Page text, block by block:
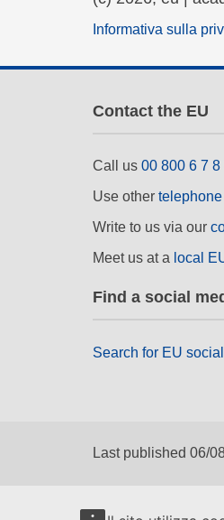
Informativa sulla
Contact the EU
Call us 00 800 6 7 8
Use other
Write to us via our
Meet us at a local
Find a social
Search for EU
Last published 06/